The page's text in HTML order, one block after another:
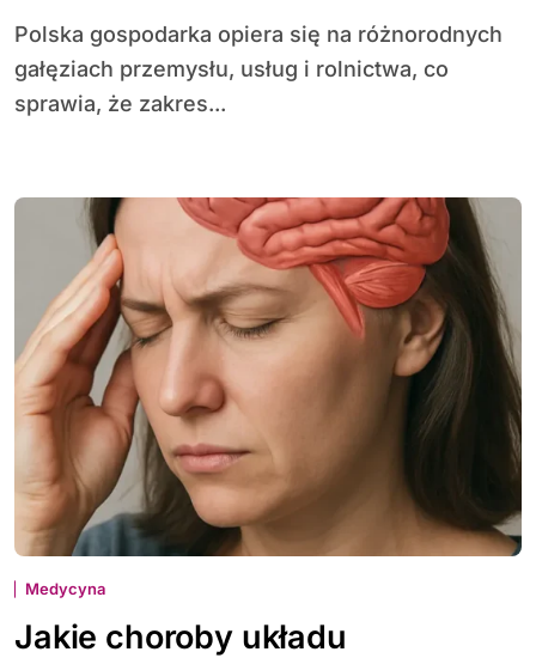
Polska gospodarka opiera się na różnorodnych
gałęziach przemysłu, usług i rolnictwa, co
sprawia, że zakres...
Medycyna
Jakie choroby układu